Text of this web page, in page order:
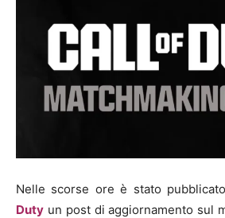
Nelle scorse ore è stato
Duty un post di aggiornamento sul